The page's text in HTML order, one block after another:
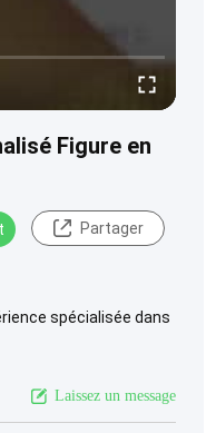
Figure en
Partager
spécialisée dans
Laissez un message